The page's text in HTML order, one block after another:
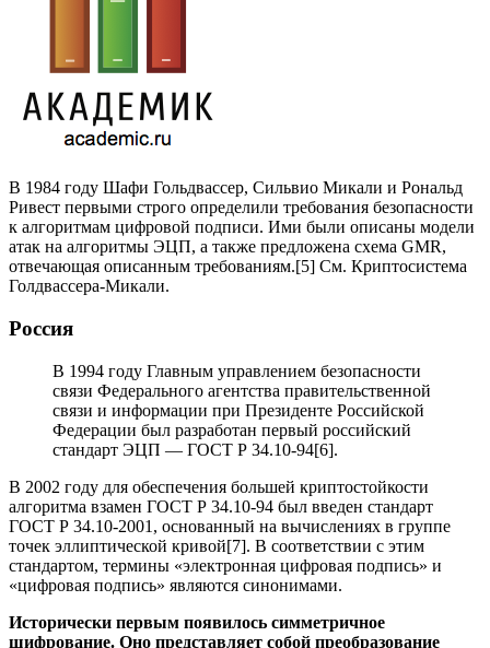
В 1984 году Шафи Гольдвассер, Сильвио Микали и Рональд
Ривест первыми строго определили требования безопасности
к алгоритмам цифровой подписи. Ими были описаны модели
атак на алгоритмы ЭЦП, а также предложена схема GMR,
отвечающая описанным требованиям.[5] См. Криптосистема
Голдвассера-Микали.
Россия
В 1994 году Главным управлением безопасности
связи Федерального агентства правительственной
связи и информации при Президенте Российской
Федерации был разработан первый российский
стандарт ЭЦП — ГОСТ Р 34.10-94[6].
В 2002 году для обеспечения большей криптостойкости
алгоритма взамен ГОСТ Р 34.10-94 был введен стандарт
ГОСТ Р 34.10-2001, основанный на вычислениях в группе
точек эллиптической кривой[7]. В соответствии с этим
стандартом, термины «электронная цифровая подпись» и
«цифровая подпись» являются синонимами.
Исторически первым появилось симметричное
шифрование. Оно представляет собой преобразование